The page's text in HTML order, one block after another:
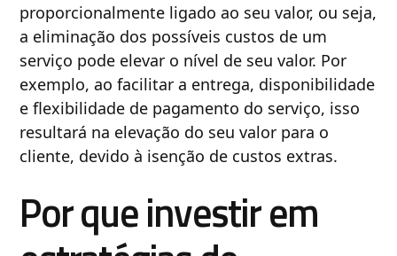
proporcionalmente ligado ao seu valor, ou seja,
a eliminação dos possíveis custos de um
serviço pode elevar o nível de seu valor. Por
exemplo, ao facilitar a entrega, disponibilidade
e flexibilidade de pagamento do serviço, isso
resultará na elevação do seu valor para o
cliente, devido à isenção de custos extras.
Por que investir em